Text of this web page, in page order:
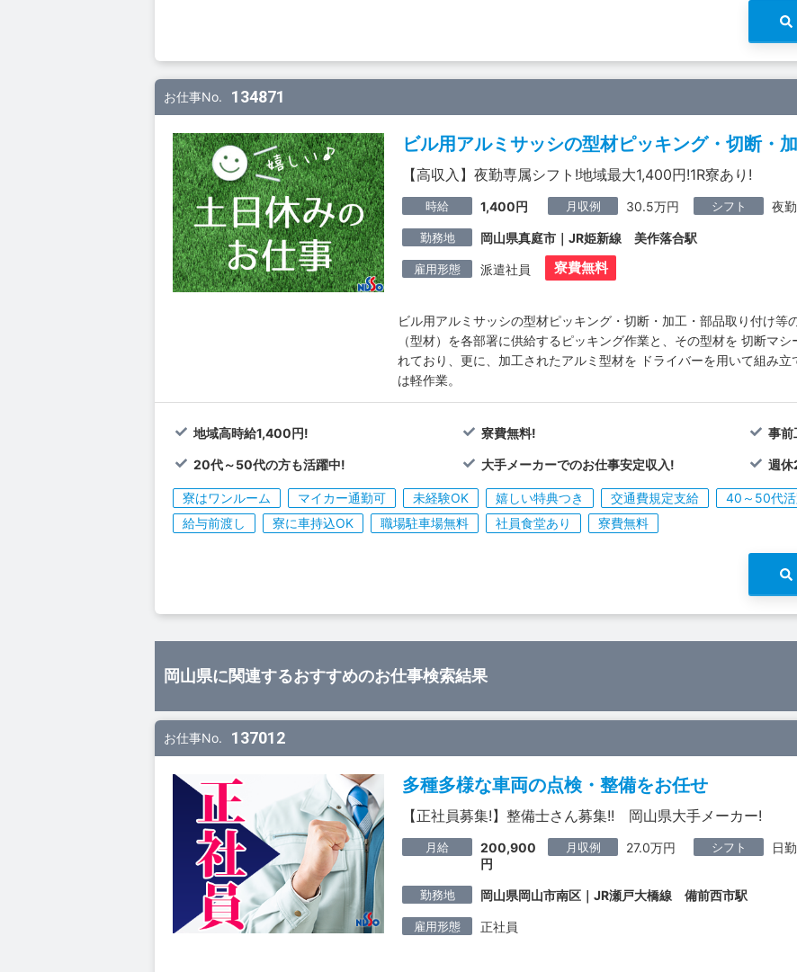
お仕事No. 134871
ビル用アルミサッシの型材ピッキング・切断・
【高収入】夜勤専属シフト!地域最大1,400円!1R寮あり!
時給 1,400円 月収例 30.5万円 シフト 夜勤
勤務地 岡山県真庭市｜JR姫新線 美作落合駅
雇用形態 派遣社員 寮費無料
ビル用アルミサッシの型材ピッキング・切断・加工・部品取り付け
（型材）を各部署に供給するピッキング作業と、その型材を 切断マ
れており、更に、加工されたアルミ型材を ドライバーを用いて組み
は軽作業。
地域高時給1,400円! 寮費無料! 事前
20代～50代の方も活躍中! 大手メーカーでのお仕事安定収入! 週休
寮はワンルーム マイカー通勤可 未経験OK 嬉しい特典つき 交通費規定支給 40～50代
給与前渡し
寮に車持込OK 職場駐車場無料 社員食堂あり 寮費無料
岡山県に関連するおすすめのお仕事検索結果
お仕事No. 137012
多種多様な車両の点検・整備をお任せ
【正社員募集!】整備士さん募集!! 岡山県大手メーカー!
月給
200,900
円
月収例 27.0万円 シフト 日勤
勤務地 岡山県岡山市南区｜JR瀬戸大橋線 備前西市駅
雇用形態 正社員